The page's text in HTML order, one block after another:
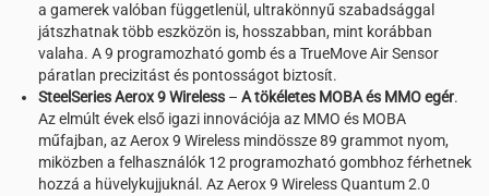
a gamerek valóban függetlenül, ultrakönnyű szabadsággal
játszhatnak több eszközön is, hosszabban, mint korábban
valaha. A 9 programozható gomb és a TrueMove Air Sensor
páratlan precizitást és pontosságot biztosít.
SteelSeries Aerox 9 Wireless – A tökéletes MOBA és MMO egér.
Az elmúlt évek első igazi innovációja az MMO és MOBA
műfajban, az Aerox 9 Wireless mindössze 89 grammot nyom,
miközben a felhasználók 12 programozható gombhoz férhetnek
hozzá a hüvelykujjuknál. Az Aerox 9 Wireless Quantum 2.0